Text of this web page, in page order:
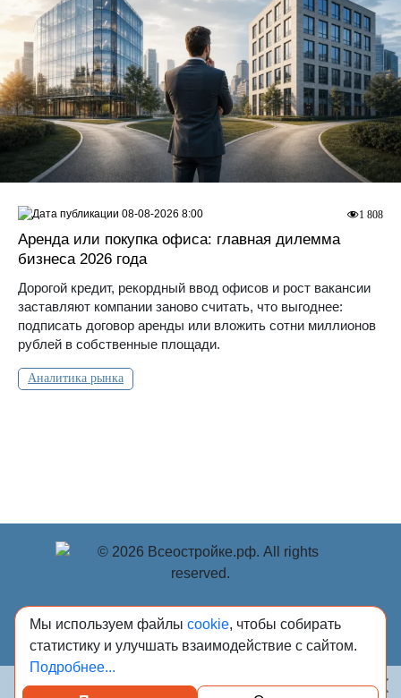
Аренда или покупка офиса: главная дилемма
бизнеса 2026 года
Дорогой кредит, рекордный ввод офисов и рост вакансии
заставляют компании заново считать, что выгоднее:
подписать договор аренды или вложить сотни миллионов
рублей в собственные площади.
Аналитика рынка
1 808
08-08-2026 8:00
© Учредитель: Индивидуальный предприниматель
Опрышко Светлана Александровна, 2018-2026.
Сообщения и материалы сетевого издания «Всё о
стройке» (зарегистрировано Федеральной службой по
надзору в сфере связи, информационных технологий и
Мы используем файлы cookie, чтобы собирать
статистику и улучшать взаимодействие с сайтом.
Подробнее...